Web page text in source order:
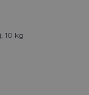
10 kg